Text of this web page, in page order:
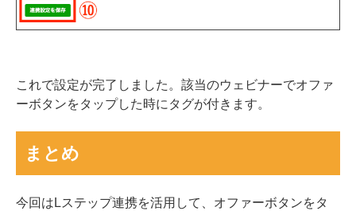
これで設定が完了しました。該当のウェビナーでオファ
ーボタンをタップした時にタグが付きます。
まとめ
今回はLステップ連携を活用して、オファーボタンをタ